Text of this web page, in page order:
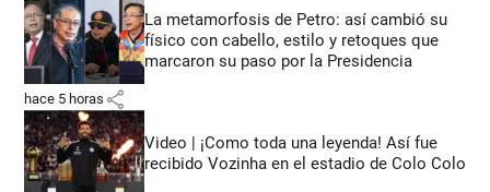
La metamorfosis de Petro: así cambió su
físico con cabello, estilo y retoques que
marcaron su paso por la Presidencia
hace 5 horas share
Video | ¡Como toda una leyenda! Así fue
recibido Vozinha en el estadio de Colo Colo